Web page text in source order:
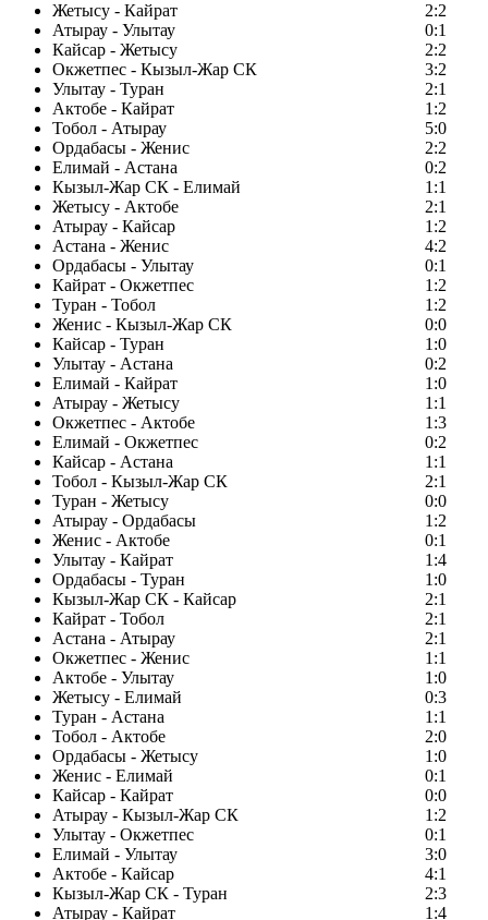
Жетысу - Кайрат
2:2
Атырау - Улытау
0:1
Кайсар - Жетысу
2:2
Окжетпес - Кызыл-Жар СК
3:2
Улытау - Туран
2:1
Актобе - Кайрат
1:2
Тобол - Атырау
5:0
Ордабасы - Женис
2:2
Елимай - Астана
0:2
Кызыл-Жар СК - Елимай
1:1
Жетысу - Актобе
2:1
Атырау - Кайсар
1:2
Астана - Женис
4:2
Ордабасы - Улытау
0:1
Кайрат - Окжетпес
1:2
Туран - Тобол
1:2
Женис - Кызыл-Жар СК
0:0
Кайсар - Туран
1:0
Улытау - Астана
0:2
Елимай - Кайрат
1:0
Атырау - Жетысу
1:1
Окжетпес - Актобе
1:3
Елимай - Окжетпес
0:2
Кайсар - Астана
1:1
Тобол - Кызыл-Жар СК
2:1
Туран - Жетысу
0:0
Атырау - Ордабасы
1:2
Женис - Актобе
0:1
Улытау - Кайрат
1:4
Ордабасы - Туран
1:0
Кызыл-Жар СК - Кайсар
2:1
Кайрат - Тобол
2:1
Астана - Атырау
2:1
Окжетпес - Женис
1:1
Актобе - Улытау
1:0
Жетысу - Елимай
0:3
Туран - Астана
1:1
Тобол - Актобе
2:0
Ордабасы - Жетысу
1:0
Женис - Елимай
0:1
Кайсар - Кайрат
0:0
Атырау - Кызыл-Жар СК
1:2
Улытау - Окжетпес
0:1
Елимай - Улытау
3:0
Актобе - Кайсар
4:1
Кызыл-Жар СК - Туран
2:3
Атырау - Кайрат
1:4